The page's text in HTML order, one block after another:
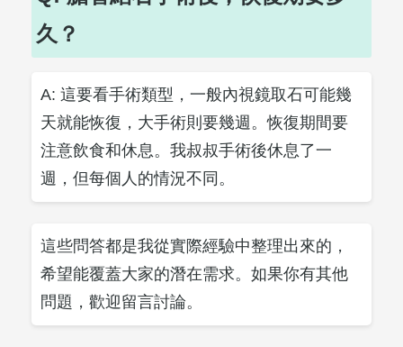
久？
A: 這要看手術類型，一般內視鏡取石可能幾
天就能恢復，大手術則要幾週。恢復期間要
注意飲食和休息。我叔叔手術後休息了一
週，但每個人的情況不同。
這些問答都是我從實際經驗中整理出來的，
希望能覆蓋大家的潛在需求。如果你有其他
問題，歡迎留言討論。